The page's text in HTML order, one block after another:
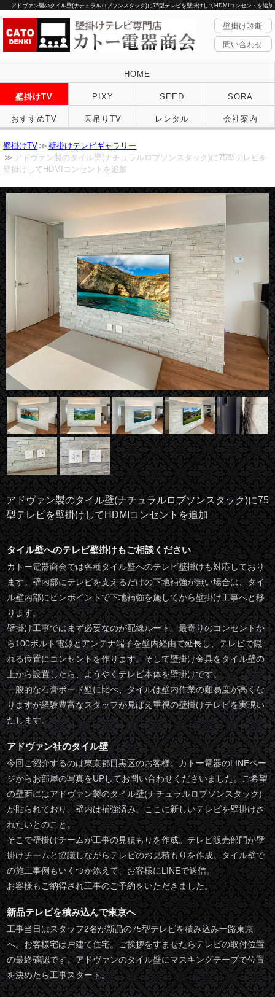
アドヴァン製のタイル壁(ナチュラルロブソンスタック)に75型テレビを壁掛けしてHDMIコンセントを追加
壁掛け診断
問い合わせ
HOME
壁掛けTV PIXY SEED SORA
おすすめTV 天吊りTV レンタル 会社案内
壁掛けTV
壁掛けテレビギャラリー
アドヴァン製のタイル壁(ナチュラルロブソンスタック)に75型テレビを
壁掛けしてHDMIコンセントを追加
アドヴァン製のタイル壁(ナチュラルロブソンスタック)に75
型テレビを壁掛けしてHDMIコンセントを追加
タイル壁へのテレビ壁掛けもご相談ください
カトー電器商会では各種タイル壁へのテレビ壁掛けも対応しており
ます。壁内部にテレビを支えるだけの下地補強が無い場合は、タイ
ル壁内部にピンポイントで下地補強を施してから壁掛け工事へと移
ります。
壁掛け工事ではまず必要なのが配線ルート。最寄りのコンセントか
ら100ボルト電源とアンテナ端子を壁内経由で延長し、テレビで隠
れる位置にコンセントを作ります。そして壁掛け金具をタイル壁の
上から設置したら、ようやくテレビ本体を壁掛けです。
一般的な石膏ボード壁に比べ、タイルは壁内作業の難易度が高くな
りますが経験豊富なスタッフが見ばえ重視の壁掛けテレビを実現い
たします。
アドヴァン社のタイル壁
今回ご紹介するのは東京都目黒区のお客様。カトー電器のLINEペー
ジからお部屋の写真をUPしてお問い合わせくださいました。ご希望
の壁面にはアドヴァン製のタイル壁(ナチュラルロブソンスタック)
が貼られており、壁内は補強済み。ここに新しいテレビを壁掛けさ
れたいとのこと。
そこで壁掛けチームが工事の見積もりを作成。テレビ販売部門が壁
掛けチームと協議しながらテレビのお見積もりを作成。タイル壁で
の施工事例もいくつか添えて、お客様にLINEで送信。
お客様もご納得され工事のご予約をいただきました。
新品テレビを積み込んで東京へ
工事当日はスタッフ2名が新品の75型テレビを積み込み一路東京
へ。お客様宅は戸建て住宅。ご挨拶をすませたらテレビの取付位置
の最終確認です。アドヴァンのタイル壁にマスキングテープで位置
を決めたら工事スタート。